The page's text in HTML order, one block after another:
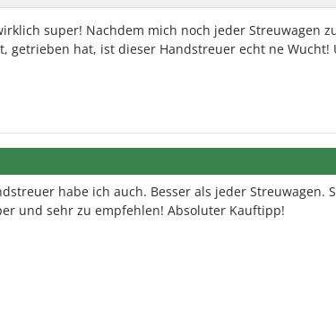
super! Nachdem mich noch jeder Streuwagen
getrieben hat, ist dieser Handstreuer echt ne Wucht!
habe ich auch. Besser als jeder Streuwagen.
und sehr zu empfehlen! Absoluter Kauftipp!